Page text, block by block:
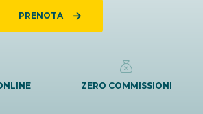
PRENOTA
ZERO COMMISSIONI